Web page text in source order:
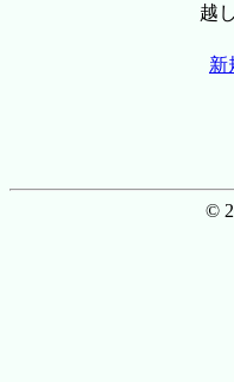
越
新
©